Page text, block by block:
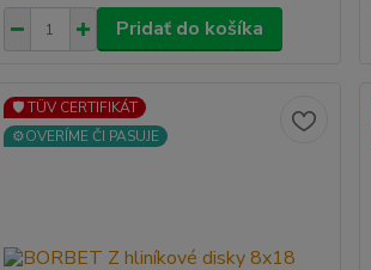
Pridať do košíka
🛡️ TÜV CERTIFIKÁT
⚙️OVERÍME ČI PASUJE